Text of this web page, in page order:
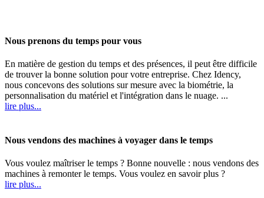
Nous prenons du temps pour vous
En matière de gestion du temps et des présences, il peut être difficile
de trouver la bonne solution pour votre entreprise. Chez Idency,
nous concevons des solutions sur mesure avec la biométrie, la
personnalisation du matériel et l'intégration dans le nuage. ...
lire plus...
Nous vendons des machines à voyager dans le temps
Vous voulez maîtriser le temps ? Bonne nouvelle : nous vendons des
machines à remonter le temps. Vous voulez en savoir plus ?
lire plus...